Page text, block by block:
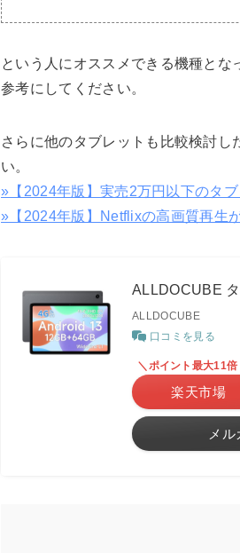
という人にオススメできる機種と
参考にしてください。
さらに他のタブレットも比較検討
い。
»【2024年版】実売2万円以下のタ
»【2024年版】Netflixの高画質再生
ALLDOCUBE
ALLDOCUBE
口コミを見る
＼ポイント最大11倍
楽天市場
メ